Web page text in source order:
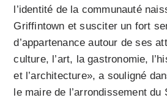
l’identité de la communauté
Griffintown et susciter un fort
d’appartenance autour de ses
culture, l’art, la gastronomie,
et l’architecture», a souligné
le maire de l’arrondissement